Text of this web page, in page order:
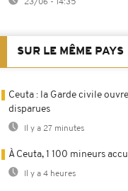
23/06 - 14:35
SUR LE MÊME PAYS
Ceuta : la Garde civile
disparues
Il y a 27 minutes
À Ceuta, 1 100 mineurs
Il y a 4 heures